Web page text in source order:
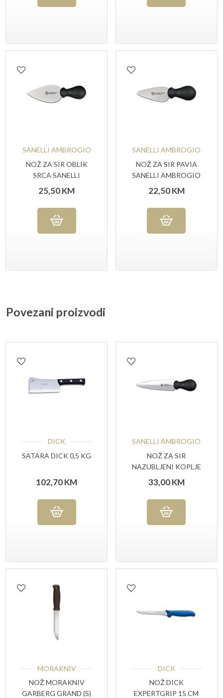
SANELLI AMBROGIO
NOŽ ZA SIR OBLIK
SRCA SANELLI
AMBROGIO
25,50KM
SANELLI AMBROGIO
NOŽ ZA SIR PAVIA
SANELLI AMBROGIO
22,50KM
Povezani proizvodi
DICK
SATARA DICK 0,5 KG
102,70KM
SANELLI AMBROGIO
NOŽ ZA SIR
NAZUBLJENI KOPLJE
SANELLI AMBROGIO
33,00KM
MORAKNIV
NOŽ MORAKNIV
GARBERG GRAND (S)
DICK
NOŽ DICK
EXPERTGRIP 15 CM